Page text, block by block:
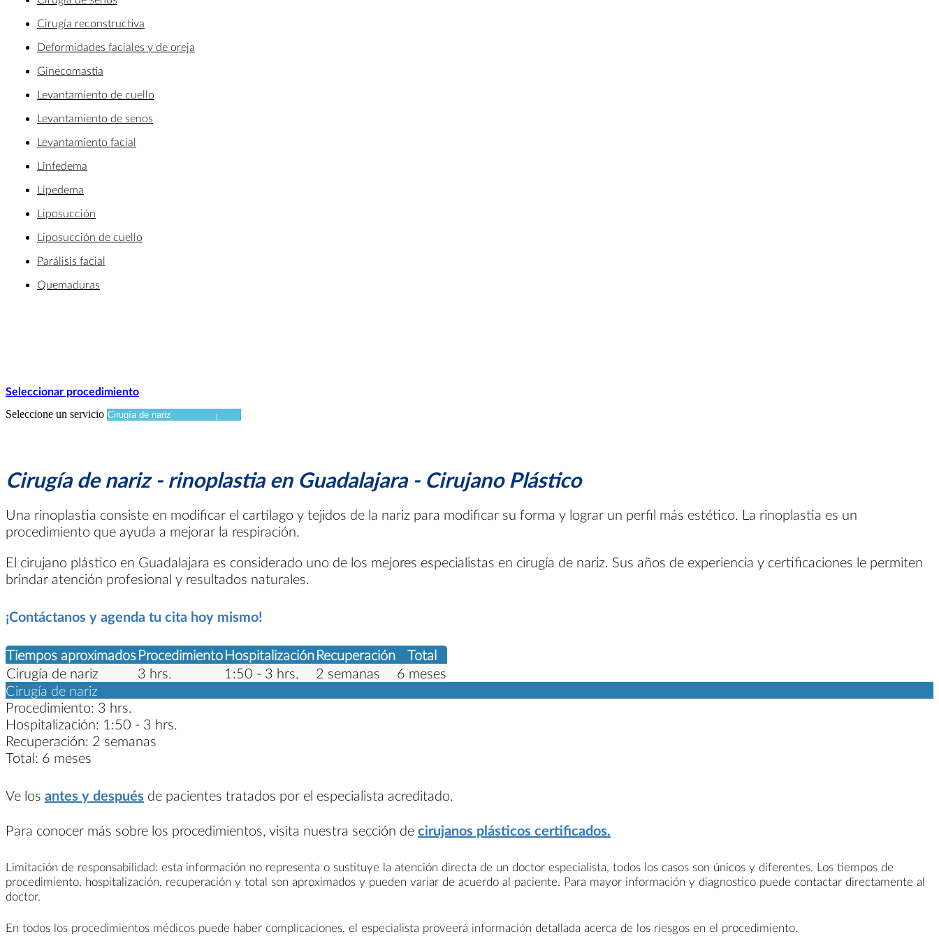
Cirugía reconstructiva
Deformidades faciales y de oreja
Ginecomastia
Levantamiento de cuello
Levantamiento de senos
Levantamiento facial
Linfedema
Lipedema
Liposucción
Liposucción de cuello
Parálisis facial
Quemaduras
Seleccionar procedimiento
Seleccione un servicio
Cirugía de nariz - rinoplastia en Guadalajara - Cirujano Plástico
Una rinoplastia consiste en modificar el cartílago y tejidos de la nariz para modificar su forma y lograr un perfil más estético. La rinoplastia es un
procedimiento que ayuda a mejorar la respiración.
El cirujano plástico en Guadalajara es considerado uno de los mejores especialistas en cirugía de nariz. Sus años de experiencia y certificaciones le permiten
brindar atención profesional y resultados naturales.
¡Contáctanos y agenda tu cita hoy mismo!
Tiempos aproximadosProcedimientoHospitalizaciónRecuperación
Total
Cirugía de nariz
3 hrs. 1:50 - 3 hrs. 2 semanas
6 meses
Cirugía de nariz
Procedimiento: 3 hrs.
Hospitalización: 1:50 - 3 hrs.
Recuperación: 2 semanas
Total: 6 meses
Ve los antes y después de pacientes tratados por el especialista acreditado.
Para conocer más sobre los procedimientos, visita nuestra sección de cirujanos plásticos certificados.
Limitación de responsabilidad: esta información no representa o sustituye la atención directa de un doctor especialista, todos los casos son únicos y diferentes. Los tiempos de
procedimiento, hospitalización, recuperación y total son aproximados y pueden variar de acuerdo al paciente. Para mayor información y diagnostico puede contactar directamente al
doctor.
En todos los procedimientos médicos puede haber complicaciones, el especialista proveerá información detallada acerca de los riesgos en el procedimiento.